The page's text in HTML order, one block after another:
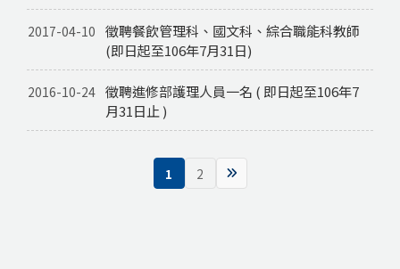
2017-04-10 徵聘餐飲管理科、國文科、綜合職能科教師
(即日起至106年7月31日)
2016-10-24 徵聘進修部護理人員一名 ( 即日起至106年7
月31日止 )
1 2